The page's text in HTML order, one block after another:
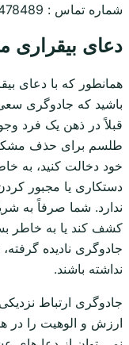
شماره تماس : 09304478489
دعای
همانطور که با دعای
باشید که جادوگری سعی
قبلاً در ذهن یک فرد
طلسم برای حذف
خود دخالت کنید، به
دستکاری یا مجبور
ندارد. شما صرفاً به
کشف کند یا به خاطر
جادوگری نادیده
نداشته باشند.
جادوگری ارتباط
ارزش و الوهیت را در